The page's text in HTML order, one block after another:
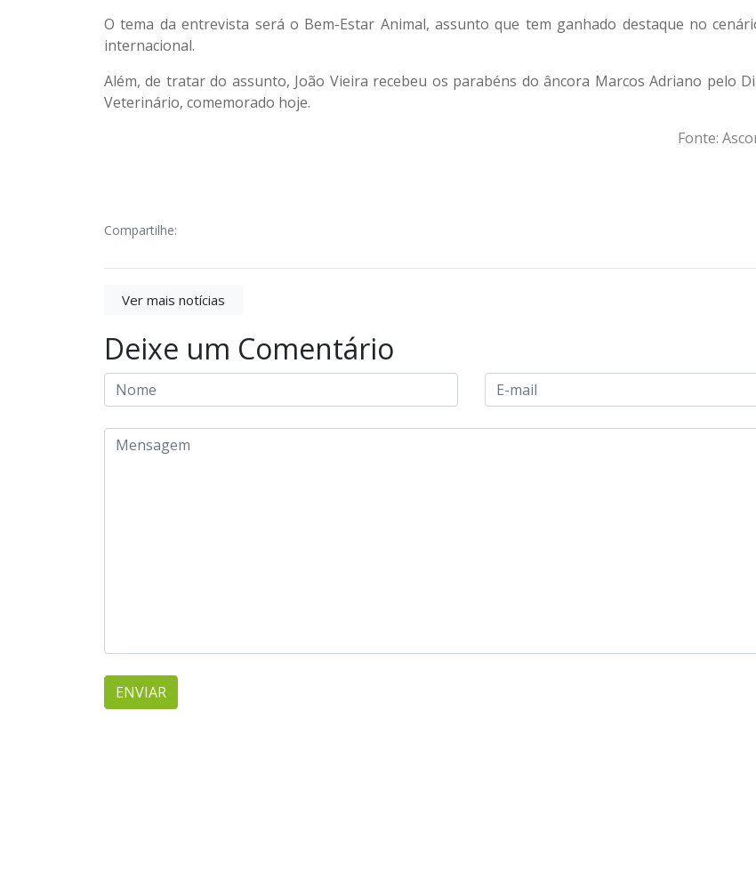
O tema da entrevista será o Bem-Estar Animal, assunto que tem ganhado destaque no
internacional.
Além, de tratar do assunto, João Vieira recebeu os parabéns do âncora Marcos Adriano pelo
Veterinário, comemorado hoje.
Fonte:
Compartilhe:
Ver mais notícias
Deixe um Comentário